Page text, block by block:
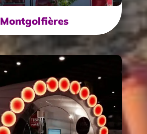
Montgolfières